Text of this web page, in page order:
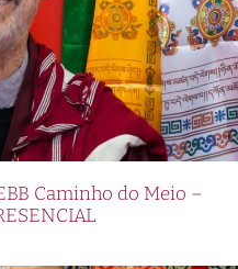
Caminho do Meio –